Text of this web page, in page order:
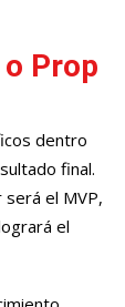
Prop
dentro
final.
el MVP,
el